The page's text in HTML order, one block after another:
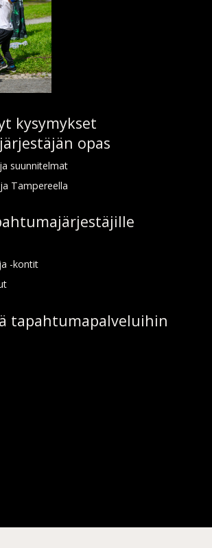
ky­sy­myk­set
opas
suun­ni­tel­mat
Tam­pe­reel­la
-kon­tit
ta­pah­tu­ma­pal­ve­lui­hin